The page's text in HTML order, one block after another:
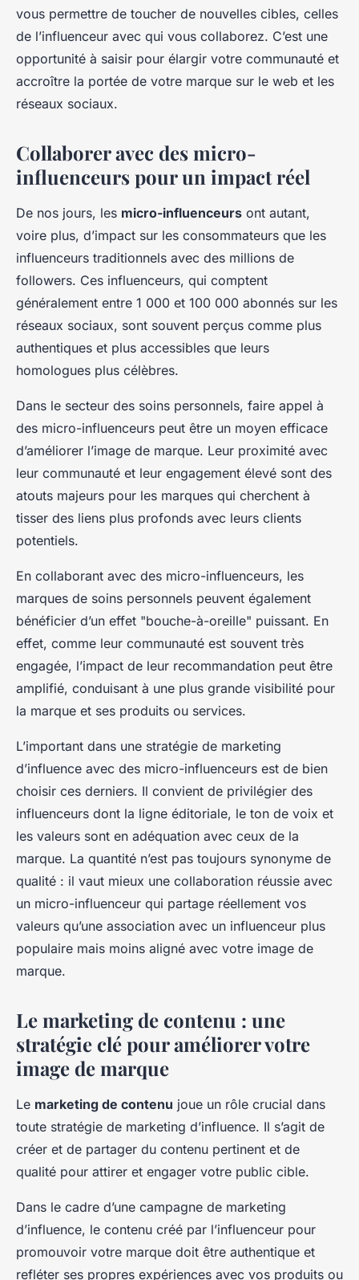
vous permettre de toucher de nouvelles cibles, celles
de l’influenceur avec qui vous collaborez. C’est une
opportunité à saisir pour élargir votre communauté et
accroître la portée de votre marque sur le web et les
réseaux sociaux.
Collaborer avec des micro-
influenceurs pour un impact réel
De nos jours, les micro-influenceurs ont autant,
voire plus, d’impact sur les consommateurs que les
influenceurs traditionnels avec des millions de
followers. Ces influenceurs, qui comptent
généralement entre 1 000 et 100 000 abonnés sur les
réseaux sociaux, sont souvent perçus comme plus
authentiques et plus accessibles que leurs
homologues plus célèbres.
Dans le secteur des soins personnels, faire appel à
des micro-influenceurs peut être un moyen efficace
d’améliorer l’image de marque. Leur proximité avec
leur communauté et leur engagement élevé sont des
atouts majeurs pour les marques qui cherchent à
tisser des liens plus profonds avec leurs clients
potentiels.
En collaborant avec des micro-influenceurs, les
marques de soins personnels peuvent également
bénéficier d’un effet "bouche-à-oreille" puissant. En
effet, comme leur communauté est souvent très
engagée, l’impact de leur recommandation peut être
amplifié, conduisant à une plus grande visibilité pour
la marque et ses produits ou services.
L’important dans une stratégie de marketing
d’influence avec des micro-influenceurs est de bien
choisir ces derniers. Il convient de privilégier des
influenceurs dont la ligne éditoriale, le ton de voix et
les valeurs sont en adéquation avec ceux de la
marque. La quantité n’est pas toujours synonyme de
qualité : il vaut mieux une collaboration réussie avec
un micro-influenceur qui partage réellement vos
valeurs qu’une association avec un influenceur plus
populaire mais moins aligné avec votre image de
marque.
Le marketing de contenu : une
stratégie clé pour améliorer votre
image de marque
Le marketing de contenu joue un rôle crucial dans
toute stratégie de marketing d’influence. Il s’agit de
créer et de partager du contenu pertinent et de
qualité pour attirer et engager votre public cible.
Dans le cadre d’une campagne de marketing
d’influence, le contenu créé par l’influenceur pour
promouvoir votre marque doit être authentique et
refléter ses propres expériences avec vos produits ou